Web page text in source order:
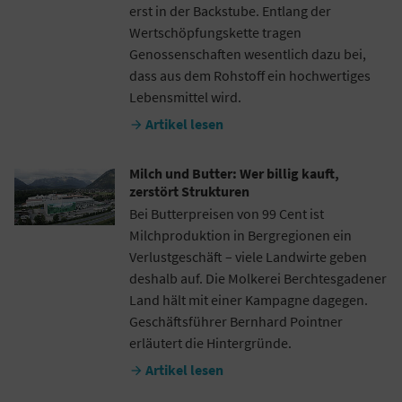
erst in der Backstube. Entlang der
Wertschöpfungskette tragen
Genossenschaften wesentlich dazu bei,
dass aus dem Rohstoff ein hochwertiges
Lebensmittel wird.
 Artikel lesen
Milch und Butter: Wer billig kauft,
zerstört Strukturen
Bei Butterpreisen von 99 Cent ist
Milchproduktion in Bergregionen ein
Verlustgeschäft – viele Landwirte geben
deshalb auf. Die Molkerei Berchtesgadener
Land hält mit einer Kampagne dagegen.
Geschäftsführer Bernhard Pointner
erläutert die Hintergründe.
 Artikel lesen